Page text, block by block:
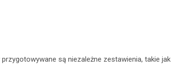
są niezależne zestawienia, takie jak